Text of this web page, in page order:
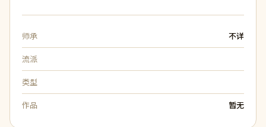
师承 不详
流派
类型
作品 暂无